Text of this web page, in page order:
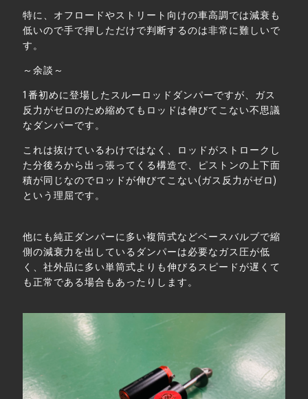
特に、オフロードやストリート向けの車高調では減衰も
低いので手で押しただけで判断するのは非常に難しいで
す。
～余談～
1番初めに登場したスルーロッドダンパーですが、ガス
反力がゼロのため縮めてもロッドは伸びてこない不思議
なダンパーです。
これは抜けているわけではなく、ロッドがストロークし
た分後ろから出っ張ってくる構造で、ピストンの上下面
積が同じなのでロッドが伸びてこない(ガス反力がゼロ)
という理屈です。
他にも純正ダンパーに多い複筒式などベースバルブで縮
側の減衰力を出しているダンパーは必要なガス圧が低
く、社外品に多い単筒式よりも伸びるスピードが遅くて
も正常である場合もあったりします。